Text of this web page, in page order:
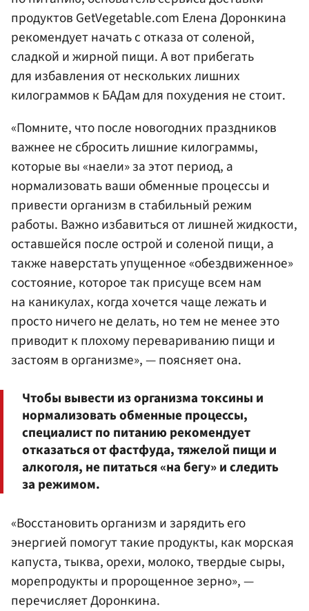
продуктов GetVegetable.com Елена Доронкина
рекомендует начать с отказа от соленой,
сладкой и жирной пищи. А вот прибегать
для избавления от нескольких лишних
килограммов к БАДам для похудения не стоит.
«Помните, что после новогодних праздников
важнее не сбросить лишние килограммы,
которые вы «наели» за этот период, а
нормализовать ваши обменные процессы и
привести организм в стабильный режим
работы. Важно избавиться от лишней жидкости,
оставшейся после острой и соленой пищи, а
также наверстать упущенное «обездвиженное»
состояние, которое так присуще всем нам
на каникулах, когда хочется чаще лежать и
просто ничего не делать, но тем не менее это
приводит к плохому перевариванию пищи и
застоям в организме», — поясняет она.
Чтобы вывести из организма токсины и
нормализовать обменные процессы,
специалист по питанию рекомендует
отказаться от фастфуда, тяжелой пищи и
алкоголя, не питаться «на бегу» и следить
за режимом.
«Восстановить организм и зарядить его
энергией помогут такие продукты, как морская
капуста, тыква, орехи, молоко, твердые сыры,
морепродукты и пророщенное зерно», —
перечисляет Доронкина.